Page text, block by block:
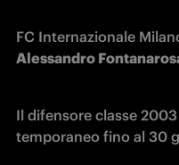
Alessandro
Il difensore classe
temporaneo fino al 30